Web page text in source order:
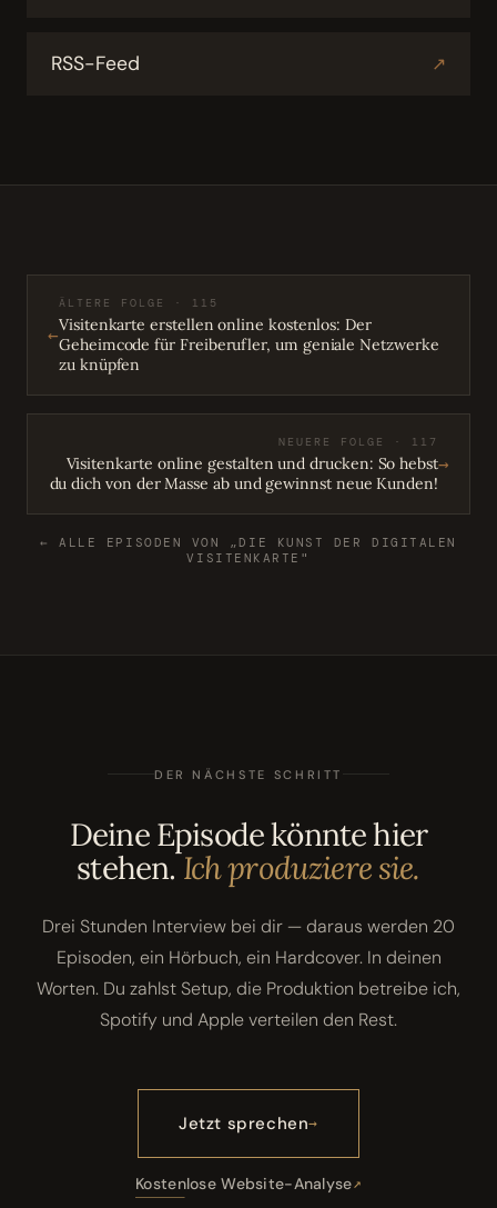
RSS-Feed ↗
←
ÄLTERE FOLGE · 115
Visitenkarte erstellen online kostenlos: Der
Geheimcode für Freiberufler, um geniale Netzwerke
zu knüpfen
NEUERE FOLGE · 117
Visitenkarte online gestalten und drucken: So hebst
du dich von der Masse ab und gewinnst neue Kunden!
→
← ALLE EPISODEN VON „DIE KUNST DER DIGITALEN
VISITENKARTE"
DER NÄCHSTE SCHRITT
Deine Episode könnte hier
stehen.Ich produziere sie.
Drei Stunden Interview bei dir — daraus werden 20
Episoden, ein Hörbuch, ein Hardcover. In deinen
Worten. Du zahlst Setup, die Produktion betreibe ich,
Spotify und Apple verteilen den Rest.
Jetzt sprechen
Kostenlose Website-Analyse